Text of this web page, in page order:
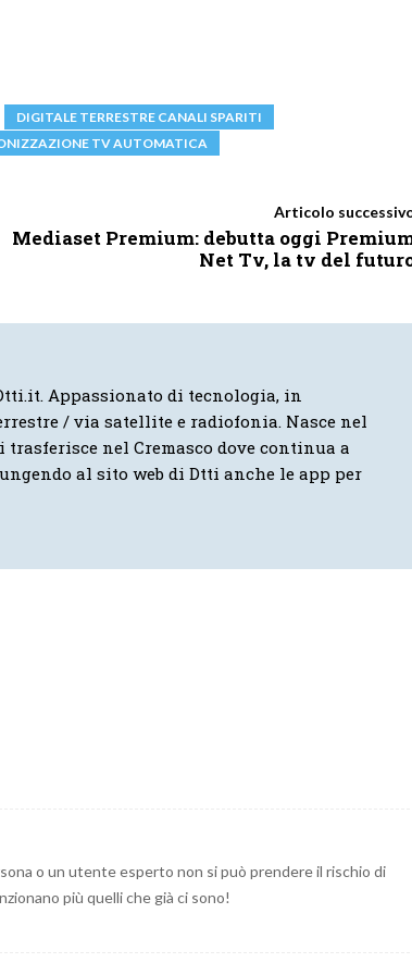
DIGITALE TERRESTRE CANALI SPARITI
TV AUTOMATICA
Articolo
Mediaset Premium: debutta oggi
Net Tv, la tv del
Appassionato di tecnologia, in
/ via satellite e radiofonia. Nasce nel
trasferisce nel Cremasco dove continua a
al sito web di Dtti anche le app per
o un utente esperto non si può prendere il rischio di
più quelli che già ci sono!